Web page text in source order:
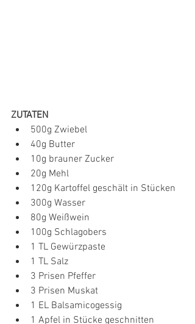
ZUTATEN
500g Zwiebel
40g Butter
10g brauner Zucker
20g Mehl
120g Kartoffel geschält in Stücken
300g Wasser
80g Weißwein
100g Schlagobers
1 TL Gewürzpaste
1 TL Salz
3 Prisen Pfeffer
3 Prisen Muskat
1 EL Balsamicogessig
1 Apfel in Stücke geschnitten